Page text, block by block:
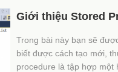
Giới thiệu Stored
Trong bài này bạn sẽ
biết được cách tạo mới,
procedure là tập hợp một